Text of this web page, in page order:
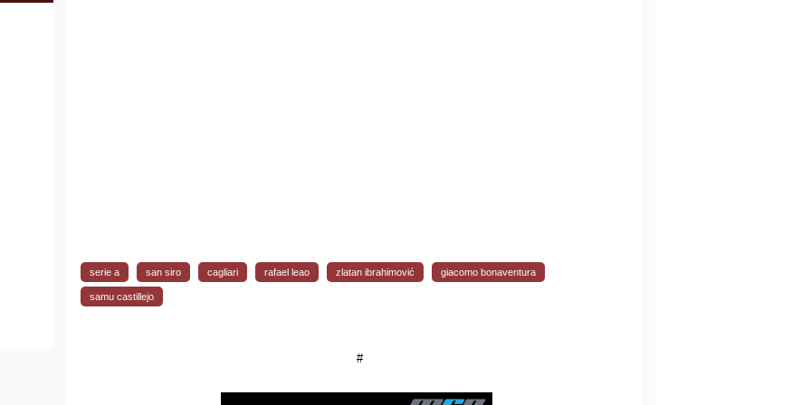
serie a san siro cagliari rafael leao zlatan ibrahimović giacomo bonaventura
samu castillejo
#